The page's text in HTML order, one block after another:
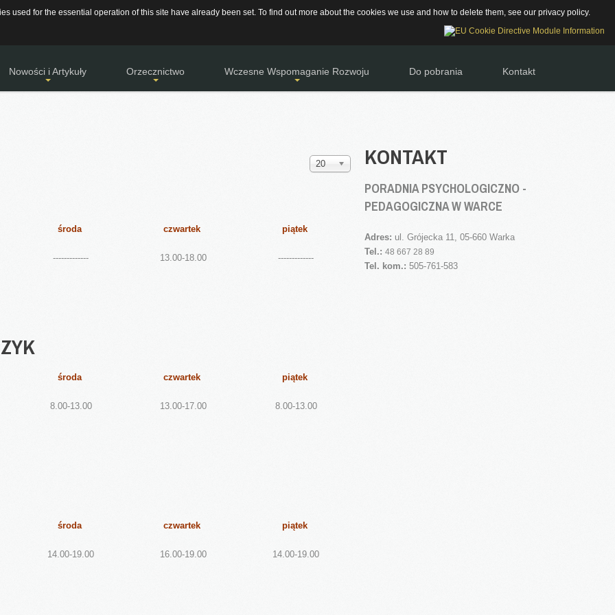
48 667 28 89 / 505 761 583 RODO DEKLARACJA DOSTĘPNOŚCI Szukaj...
Nowości i Artykuły Orzecznictwo Wczesne Wspomaganie Rozwoju Do pobrania Kontakt
Pokaż
#
20
środa czwartek piątek
------------- 13.00-18.00 -------------
środa czwartek piątek
8.00-13.00 13.00-17.00 8.00-13.00
środa czwartek piątek
14.00-19.00 16.00-19.00 14.00-19.00
KONTAKT
PORADNIA PSYCHOLOGICZNO -
PEDAGOGICZNA W WARCE
Adres: ul. Grójecka 11, 05-660 Warka
Tel.: 48 667 28 89
Tel. kom.: 505-761-583
used for the essential operation of this site have already been set. To find out more about the cookies we use and how to delete them, see our privacy policy.